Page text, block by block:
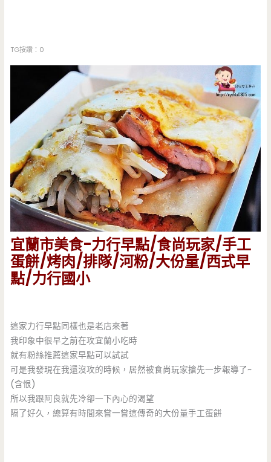
TG按讚：0
宜蘭市美食-力行早點/食尚玩家/手工
蛋餅/烤肉/排隊/河粉/大份量/西式早
點/力行國小
這家力行早點同樣也是老店來著
我印象中很早之前在攻宜蘭小吃時
就有粉絲推薦這家早點可以試試
可是我發現在我還沒攻的時候，居然被食尚玩家搶先一步報導了~
(含恨)
所以我跟阿良就先冷卻一下內心的渴望
隔了好久，總算有時間來嘗一嘗這傳奇的大份量手工蛋餅